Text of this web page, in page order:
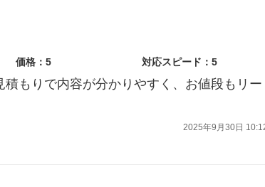
価格：5 対応スピード：5
もりで内容が分かりやすく、お値段もリー
2025年9月30日